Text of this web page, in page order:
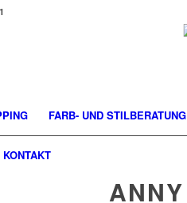
FARB- UND STILBERATUNG
KONTAKT
ANNY